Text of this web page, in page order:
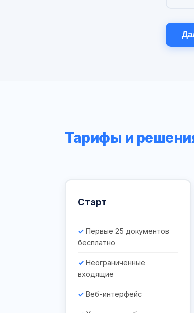
Тарифы и
Старт
Первые 25 документов
бесплатно
Неограниченные
входящие
Веб-интерфейс